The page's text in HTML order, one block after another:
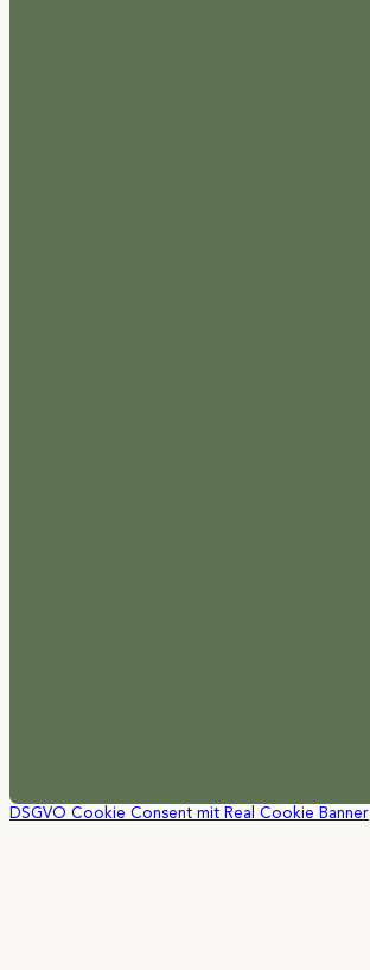
DSGVO Cookie Consent mit Real Cookie Banner